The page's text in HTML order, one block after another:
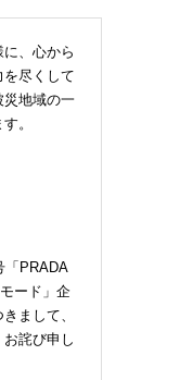
、心から
尽くして
災地域の一
。
「PRADA
ード」企
まして、
詫び申し